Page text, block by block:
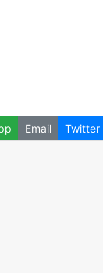
Email Twitter